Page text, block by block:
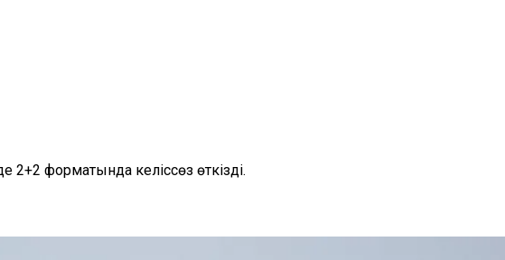
2+2 форматында келіссөз өткізді.